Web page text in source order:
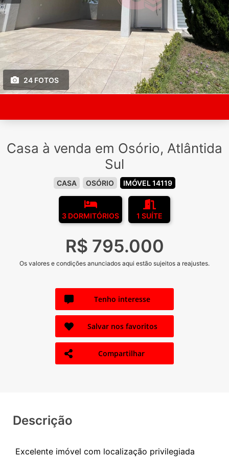
24 FOTOS
Casa à venda em Osório, Atlântida
Sul
CASA OSÓRIO IMÓVEL 14119
3 DORMITÓRIOS 1 SUÍTE
R$ 795.000
Os valores e condições anunciados aqui estão sujeitos a reajustes.
Tenho interesse
Salvar nos favoritos
Compartilhar
Descrição
Excelente imóvel com localização privilegiada